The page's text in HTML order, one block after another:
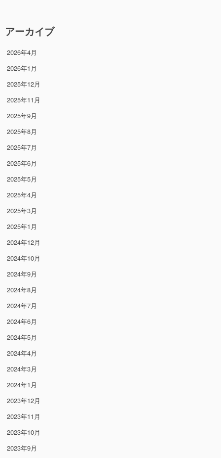
アーカイブ
2026年4月
2026年1月
2025年12月
2025年11月
2025年9月
2025年8月
2025年7月
2025年6月
2025年5月
2025年4月
2025年3月
2025年1月
2024年12月
2024年10月
2024年9月
2024年8月
2024年7月
2024年6月
2024年5月
2024年4月
2024年3月
2024年1月
2023年12月
2023年11月
2023年10月
2023年9月